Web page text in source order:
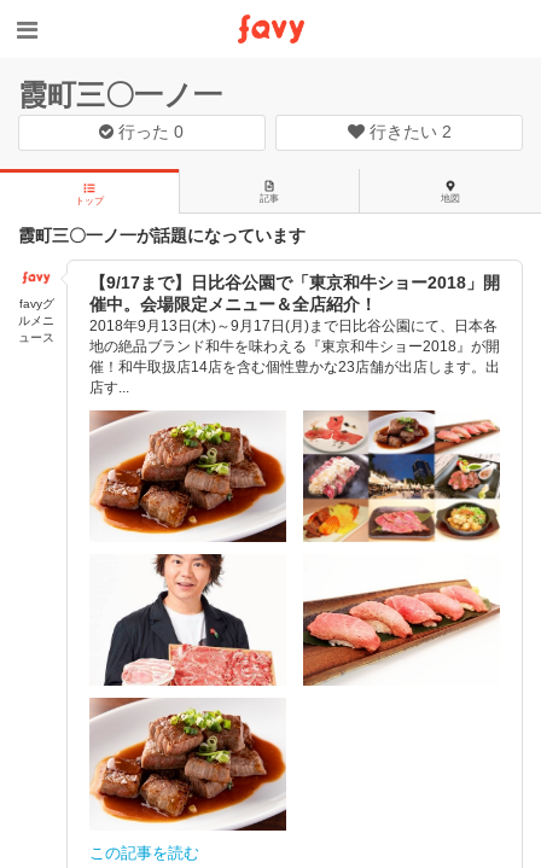
霞町三〇一ノ一
行った0 行きたい 2
トップ 記事 地図
霞町三〇一ノ一が話題になっています
favyグ
ルメニ
ュース
【9/17まで】日比谷公園で「東京和牛ショー2018」開
催中。会場限定メニュー＆全店紹介！
2018年9月13日(木)～9月17日(月)まで日比谷公園にて、日本各
地の絶品ブランド和牛を味わえる『東京和牛ショー2018』が開
催！和牛取扱店14店を含む個性豊かな23店舗が出店します。出
店す...
この記事を読む